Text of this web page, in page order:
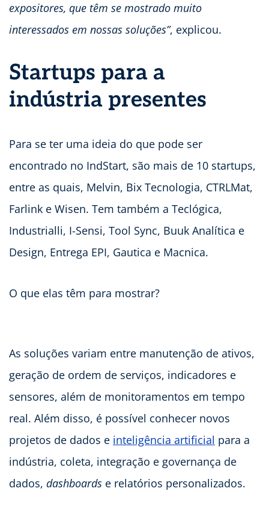
expositores, que têm se mostrado muito
interessados em nossas soluções”, explicou.
Startups para a
indústria presentes
Para se ter uma ideia do que pode ser
encontrado no IndStart, são mais de 10 startups,
entre as quais, Melvin, Bix Tecnologia, CTRLMat,
Farlink e Wisen. Tem também a Teclógica,
Industrialli, I-Sensi, Tool Sync, Buuk Analítica e
Design, Entrega EPI, Gautica e Macnica.
O que elas têm para mostrar?
As soluções variam entre manutenção de ativos,
geração de ordem de serviços, indicadores e
sensores, além de monitoramentos em tempo
real. Além disso, é possível conhecer novos
projetos de dados e inteligência artificial para a
indústria, coleta, integração e governança de
dados, dashboards e relatórios personalizados.